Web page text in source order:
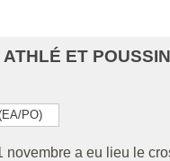
ET
PO)
novembre a eu lieu le